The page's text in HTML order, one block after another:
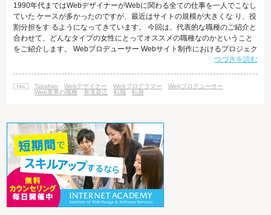
1990年代まではWebデザイナーがWebに関わる全ての仕事を一人でこなし
ていた ケースが多かったのですが、最近はサイトの規模が大きくな り、役
割分担をす るようになってきています。 今回は、代表的な職種のご紹介と
合わせて、どんなタイプの女性にとってオススメの職種なのかということ
をご紹介します。 Webプロデューサー Webサイト制作におけるプロジェク
トの責任者で、営業やアカウントプラン ナーと呼ばれることもあります。
構築の提案、サイト立ち上げ後のフォロー、アクセス解析に基づいた更新
つづきを読む
Takahiro Webデザイナー Webプログラマー
Webプロデューサー
Web業界の職種
有滝貴広 転職 転身